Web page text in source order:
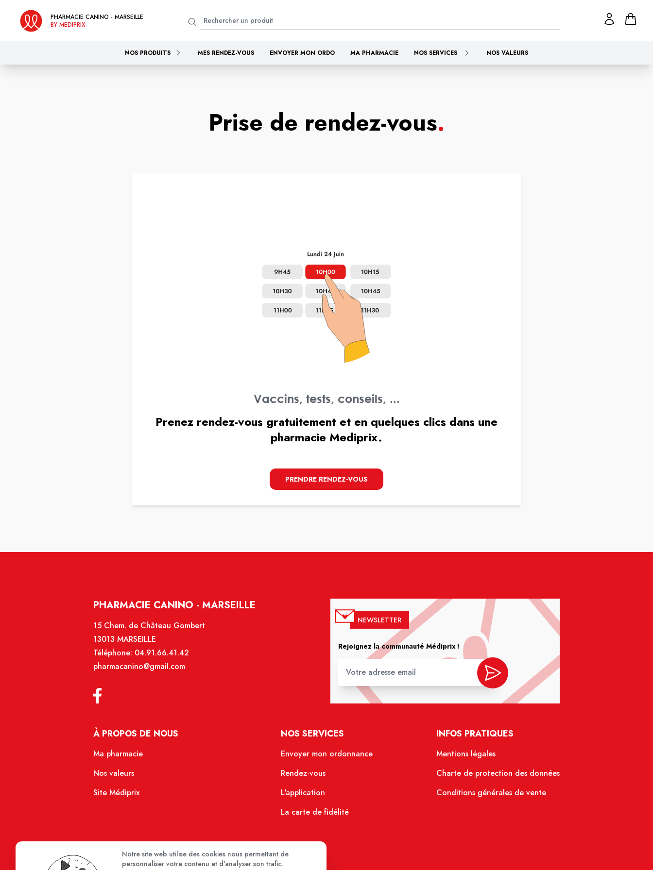
PHARMACIE CANINO - MARSEILLE
BY MEDIPRIX
NOS PRODUITS MES RENDEZ-VOUS ENVOYER MON ORDO MA PHARMACIE NOS SERVICES NOS VALEURS
Prise de rendez-vous.
Vaccins, tests, conseils, ...
Prenez rendez-vous gratuitement et en quelques clics dans une
pharmacie Mediprix.
PRENDRE RENDEZ-VOUS
PHARMACIE CANINO - MARSEILLE
15 Chem. de Château Gombert
13013 MARSEILLE
Téléphone: 04.91.66.41.42
pharmacanino@gmail.com
NEWSLETTER
Rejoignez la communauté Médiprix !
À PROPOS DE NOUS
Ma pharmacie
Nos valeurs
Site Médiprix
NOS SERVICES
Envoyer mon ordonnance
Rendez-vous
L'application
La carte de fidélité
INFOS PRATIQUES
Mentions légales
Charte de protection des données
Conditions générales de vente
Notre site web utilise des cookies nous permettant de
personnaliser votre contenu et d'analyser son trafic.